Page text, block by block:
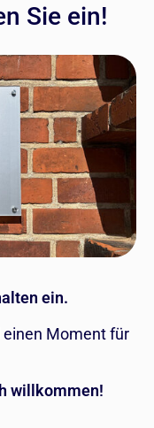
Sie ein!
ein.
einen Moment für
willkommen!